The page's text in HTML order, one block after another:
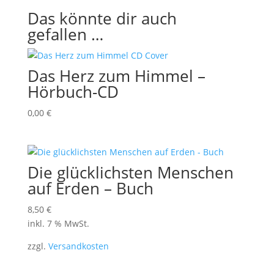
Das könnte dir auch
gefallen …
Das Herz zum Himmel –
Hörbuch-CD
0,00 €
Die glücklichsten Menschen
auf Erden – Buch
8,50 €
inkl. 7 % MwSt.
zzgl. Versandkosten